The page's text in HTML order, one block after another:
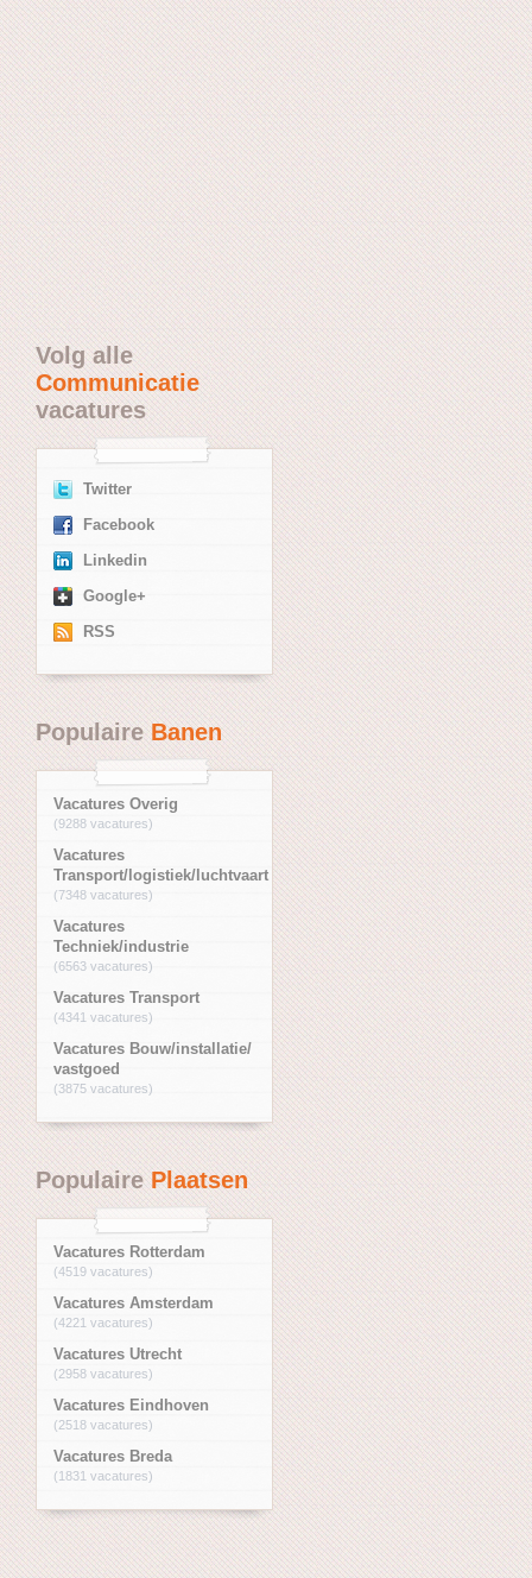
Volg alle
Communicatie
vacatures
Twitter
Facebook
Linkedin
Google+
RSS
PopulaireBanen
Vacatures Overig
(9288 vacatures)
Vacatures
Transport/logistiek/luchtvaart
(7348 vacatures)
Vacatures
Techniek/industrie
(6563 vacatures)
Vacatures Transport
(4341 vacatures)
Vacatures Bouw/installatie/
vastgoed
(3875 vacatures)
PopulairePlaatsen
Vacatures Rotterdam
(4519 vacatures)
Vacatures Amsterdam
(4221 vacatures)
Vacatures Utrecht
(2958 vacatures)
Vacatures Eindhoven
(2518 vacatures)
Vacatures Breda
(1831 vacatures)